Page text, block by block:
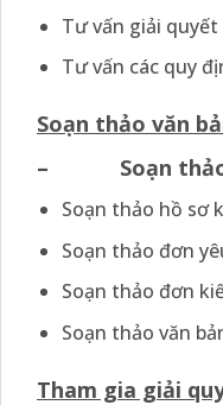
Tư vấn giải
Tư vấn các quy
Soạn thảo văn
– Soạn thảo Di
Soạn thảo hồ sơ
Soạn thảo đơn
Soạn thảo đơn
Soạn thảo văn
Tham gia giải